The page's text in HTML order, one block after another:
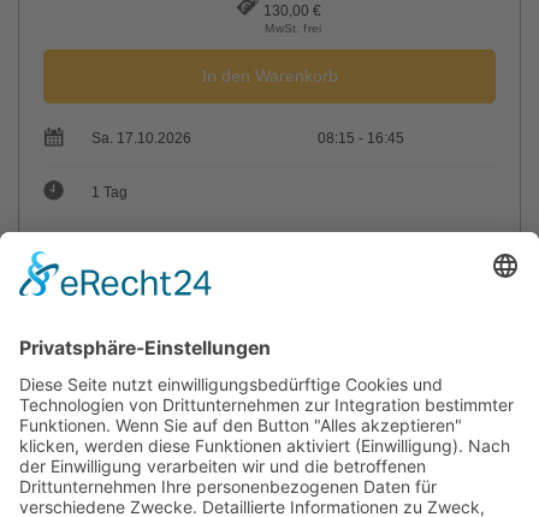
130,00 €
MwSt. frei
In den Warenkorb
Sa. 17.10.2026 08:15 - 16:45
1 Tag
Sie haben Fragen?